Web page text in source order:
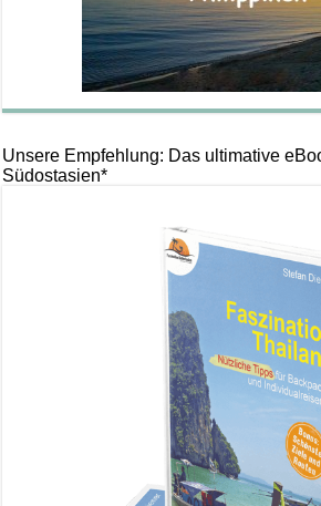
Unsere Empfehlung: Das ultimative
Südostasien*